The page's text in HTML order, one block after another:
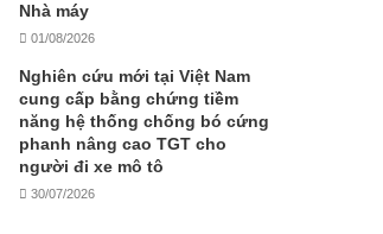
Nhà máy
01/08/2026
Nghiên cứu mới tại Việt Nam
cung cấp bằng chứng tiềm
năng hệ thống chống bó cứng
phanh nâng cao TGT cho
người đi xe mô tô
30/07/2026